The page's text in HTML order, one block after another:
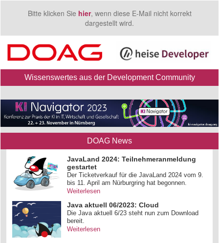
Bitte klicken Sie hier, wenn diese E-Mail nicht korrekt
dargestellt wird.
Wissenswertes aus der Development Community
DOAG News
JavaLand 2024: Teilnehmeranmeldung
gestartet
Der Ticketverkauf für die JavaLand 2024 vom 9.
bis 11. April am Nürburgring hat begonnen.
Weiterlesen
Java aktuell 06/2023: Cloud
Die Java aktuell 6/23 steht nun zum Download
bereit.
Weiterlesen